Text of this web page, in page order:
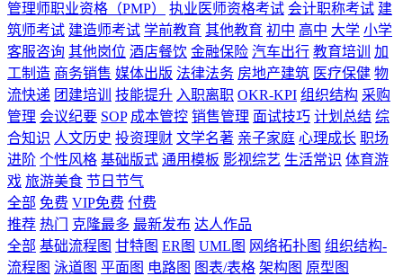
管理师职业资格（PMP）
执业医师资格考试 会计职称考试 建
筑师考试 建造师考试 学前教育 其他教育 初中 高中 大学 小学
客服咨询 其他岗位 酒店餐饮 金融保险 汽车出行 教育培训
加
工制造 商务销售 媒体出版 法律法务 房地产建筑 医疗保健 物
流快递 团建培训 技能提升 入职离职 OKR-KPI 组织结构 采购
管理 会议纪要 SOP 成本管控 销售管理 面试技巧 计划总结 综
合知识 人文历史 投资理财 文学名著 亲子家庭 心理成长 职场
进阶 个性风格 基础版式 通用模板 影视综艺 生活常识 体育游
戏 旅游美食 节日节气
全部 免费 VIP免费 付费
推荐 热门 克隆最多 最新发布 达人作品
全部 基础流程图 甘特图 ER图 UML图 网络拓扑图 组织结构-
流程图 泳道图 平面图 电路图 图表/表格 架构图 原型图